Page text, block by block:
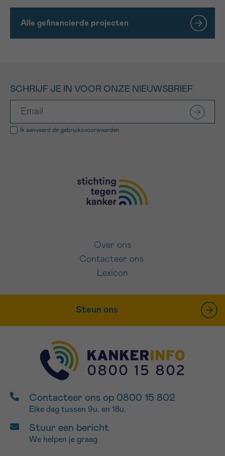
Alle gefinancierde projecten
SCHRIJF JE IN VOOR ONZE NIEUWSBRIEF
Ik aanvaard de gebruiksvoorwaarden
Over ons
Contacteer ons
Lexicon
Steun ons
Contacteer ons op 0800 15 802
Elke dag tussen 9u. en 18u.
Stuur een bericht
We helpen je graag